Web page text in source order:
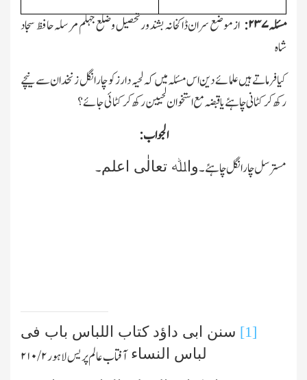
مسئلہ۲۳۷: از موضع سران ڈاکخانہ بشندور تحصیل وضلع جہلم مرسلہ حافظ سجاد
شاہ
کیا فرماتے ہیں علمائے دین اس مسئلہ میں کہ لحیہ دارز کو چار انگل زنخدان سے نیچے
رکھ کر کٹانی چاہئے یا قبضہ مع استخوان لحیین رکھ کر کٹائی جائے؟
الجواب:
مستر سل چار انگل چاہئے۔واﷲ تعالٰی اعلم۔
[1] سنن ابی داؤد کتاب اللباس باب فی
لباس النساءآفتاب عالم پریس لاہور۲/ ۲۱۰